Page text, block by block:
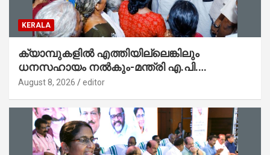
KERALA
ക്യാമ്പുകളിൽ എത്തിയില്ലെങ്കിലും
ധനസഹായം നൽകും-മന്ത്രി എ.പി.
അനിൽകുമാർ
August 8, 2026 editor